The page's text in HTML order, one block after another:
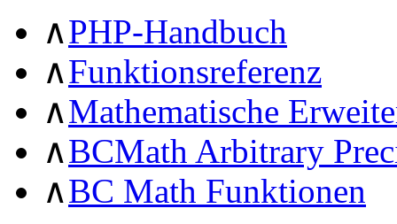
∧PHP-Handbuch
∧Funktionsreferenz
∧Mathematische
∧BCMath Arbitrary
∧BC Math Funktionen